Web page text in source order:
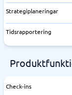
Strategiplaneringar
Tidsrapportering
Check-ins